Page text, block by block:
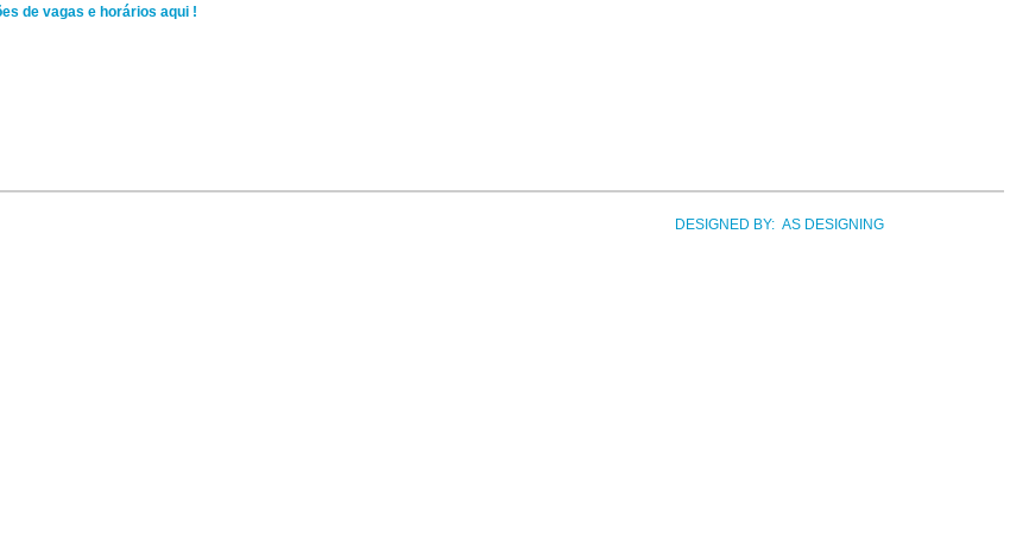
de vagas e horários aqui !
DESIGNED BY: AS DESIGNING